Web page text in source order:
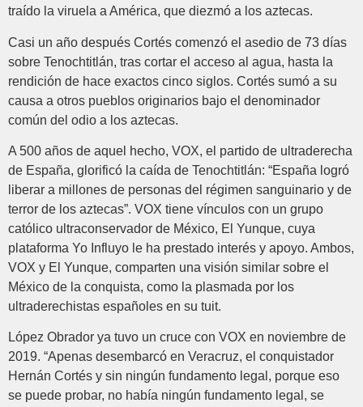
traído la viruela a América, que diezmó a los aztecas.
Casi un año después Cortés comenzó el asedio de 73 días
sobre Tenochtitlán, tras cortar el acceso al agua, hasta la
rendición de hace exactos cinco siglos. Cortés sumó a su
causa a otros pueblos originarios bajo el denominador
común del odio a los aztecas.
A 500 años de aquel hecho, VOX, el partido de ultraderecha
de España, glorificó la caída de Tenochtitlán: “España logró
liberar a millones de personas del régimen sanguinario y de
terror de los aztecas”. VOX tiene vínculos con un grupo
católico ultraconservador de México, El Yunque, cuya
plataforma Yo Influyo le ha prestado interés y apoyo. Ambos,
VOX y El Yunque, comparten una visión similar sobre el
México de la conquista, como la plasmada por los
ultraderechistas españoles en su tuit.
López Obrador ya tuvo un cruce con VOX en noviembre de
2019. “Apenas desembarcó en Veracruz, el conquistador
Hernán Cortés y sin ningún fundamento legal, porque eso
se puede probar, no había ningún fundamento legal, se